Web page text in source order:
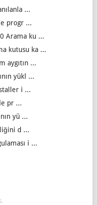
...
progr ...
Arama ku ...
kutusu ka ...
aygıtın ...
yükl ...
i ...
pr ...
yü ...
d ...
i ...